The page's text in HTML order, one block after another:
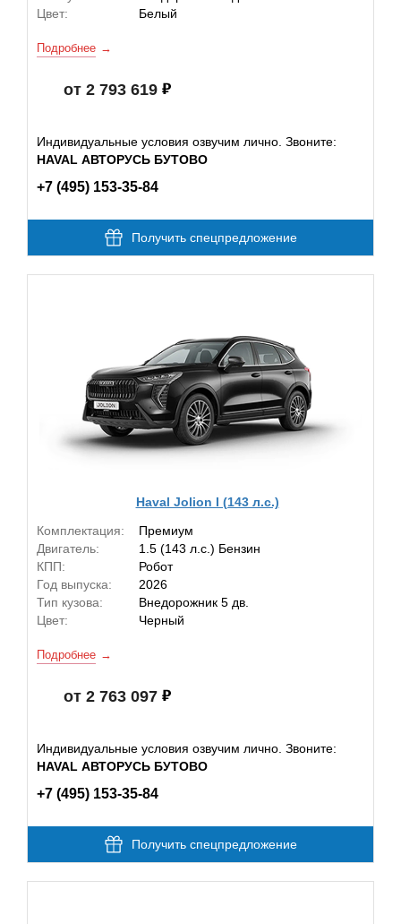
Цвет:
Белый
Подробнее
от 2 793 619
Индивидуальные условия озвучим лично. Звоните:
HAVAL АВТОРУСЬ БУТОВО
+7 (495) 153-35-84
Получить спецпредложение
Haval Jolion I (143 л.с.)
Комплектация:
Премиум
Двигатель:
1.5 (143 л.с.) Бензин
КПП:
Робот
Год выпуска:
2026
Тип кузова:
Внедорожник 5 дв.
Цвет:
Черный
Подробнее
от 2 763 097
Индивидуальные условия озвучим лично. Звоните:
HAVAL АВТОРУСЬ БУТОВО
+7 (495) 153-35-84
Получить спецпредложение